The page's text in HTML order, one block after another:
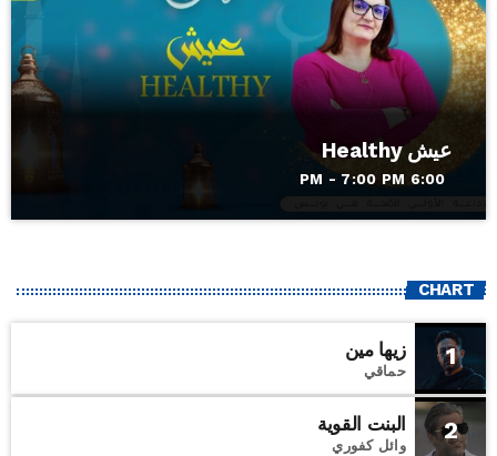
عيش Healthy
6:00 PM - 7:00 PM
CHART
1 زيها مين
حماقي
2 البنت القوية
وائل كفوري